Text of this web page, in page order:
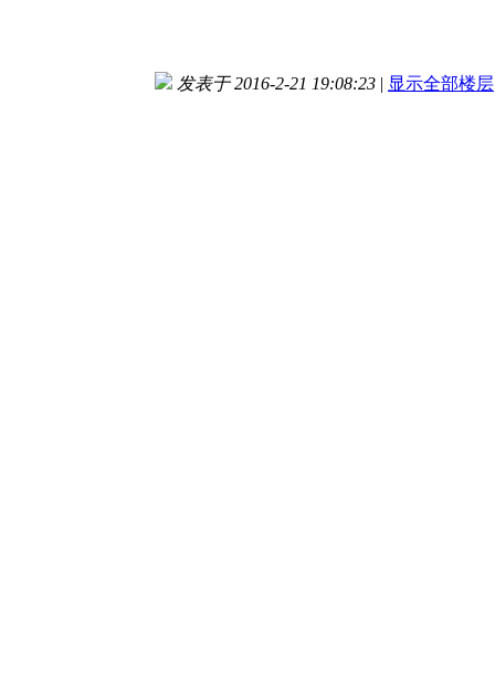
发表于 2016-2-21 19:08:23 | 显示全部楼层